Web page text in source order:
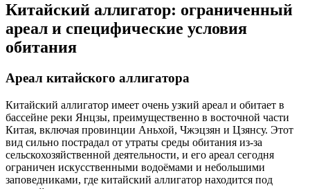
Китайский аллигатор: ограниченный
ареал и специфические условия
обитания
Ареал китайского аллигатора
Китайский аллигатор имеет очень узкий ареал и обитает в
бассейне реки Янцзы, преимущественно в восточной части
Китая, включая провинции Аньхой, Чжэцзян и Цзянсу. Этот
вид сильно пострадал от утраты среды обитания из-за
сельскохозяйственной деятельности, и его ареал сегодня
ограничен искусственными водоёмами и небольшими
заповедниками, где китайский аллигатор находится под